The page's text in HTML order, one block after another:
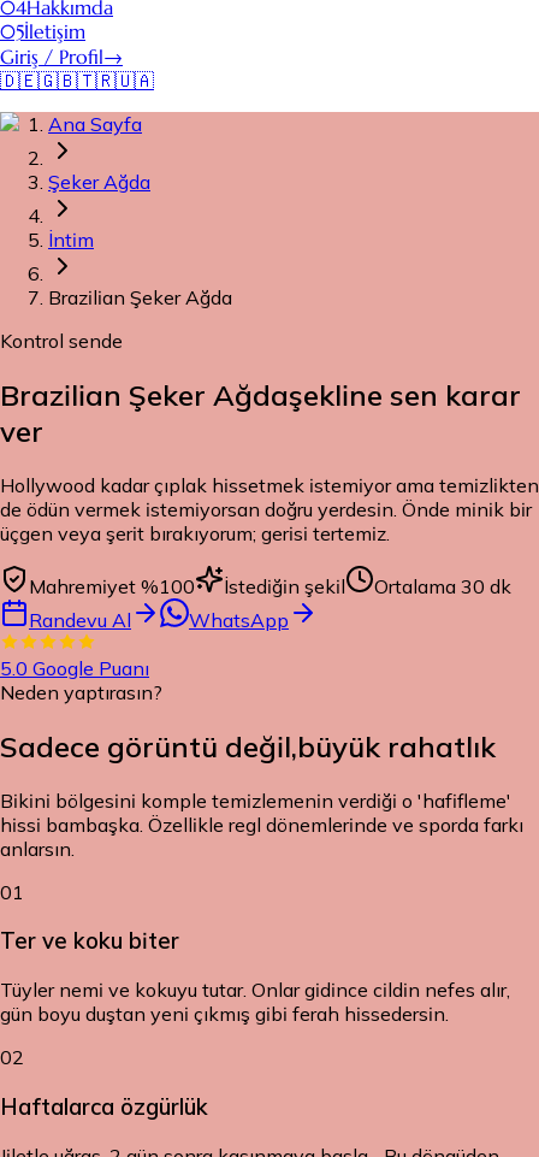
04Hakkımda
05İletişim
Giriş / Profil→
🇩🇪🇬🇧🇹🇷🇺🇦
Ana Sayfa
Şeker Ağda
İntim
Brazilian Şeker Ağda
Kontrol sende
Brazilian Şeker Ağdaşekline sen karar
ver
Hollywood kadar çıplak hissetmek istemiyor ama temizlikten
de ödün vermek istemiyorsan doğru yerdesin. Önde minik bir
üçgen veya şerit bırakıyorum; gerisi tertemiz.
Mahremiyet %100 İstediğin şekil
Ortalama 30 dk
Randevu Al
WhatsApp
5.0 Google Puanı
Neden yaptırasın?
Sadece görüntü değil,büyük rahatlık
Bikini bölgesini komple temizlemenin verdiği o 'hafifleme'
hissi bambaşka. Özellikle regl dönemlerinde ve sporda farkı
anlarsın.
01
Ter ve koku biter
Tüyler nemi ve kokuyu tutar. Onlar gidince cildin nefes alır,
gün boyu duştan yeni çıkmış gibi ferah hissedersin.
02
Haftalarca özgürlük